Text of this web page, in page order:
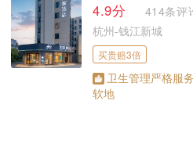
4.9分
414条评
杭州-钱江新城
买贵赔3倍
卫生管理严格服
软地